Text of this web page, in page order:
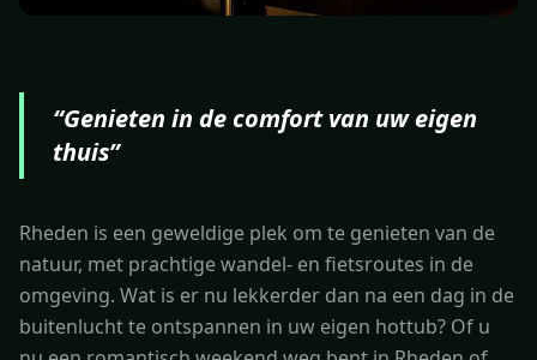
“Genieten in de comfort van uw eigen
thuis”
Rheden is een geweldige plek om te genieten van de
natuur, met prachtige wandel- en fietsroutes in de
omgeving. Wat is er nu lekkerder dan na een dag in de
buitenlucht te ontspannen in uw eigen hottub? Of u